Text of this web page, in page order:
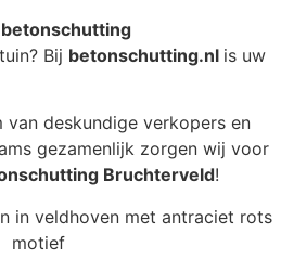
betonschutting
Bij betonschutting.nl is uw
van deskundige verkopers en
gezamenlijk zorgen wij voor
Bruchterveld!